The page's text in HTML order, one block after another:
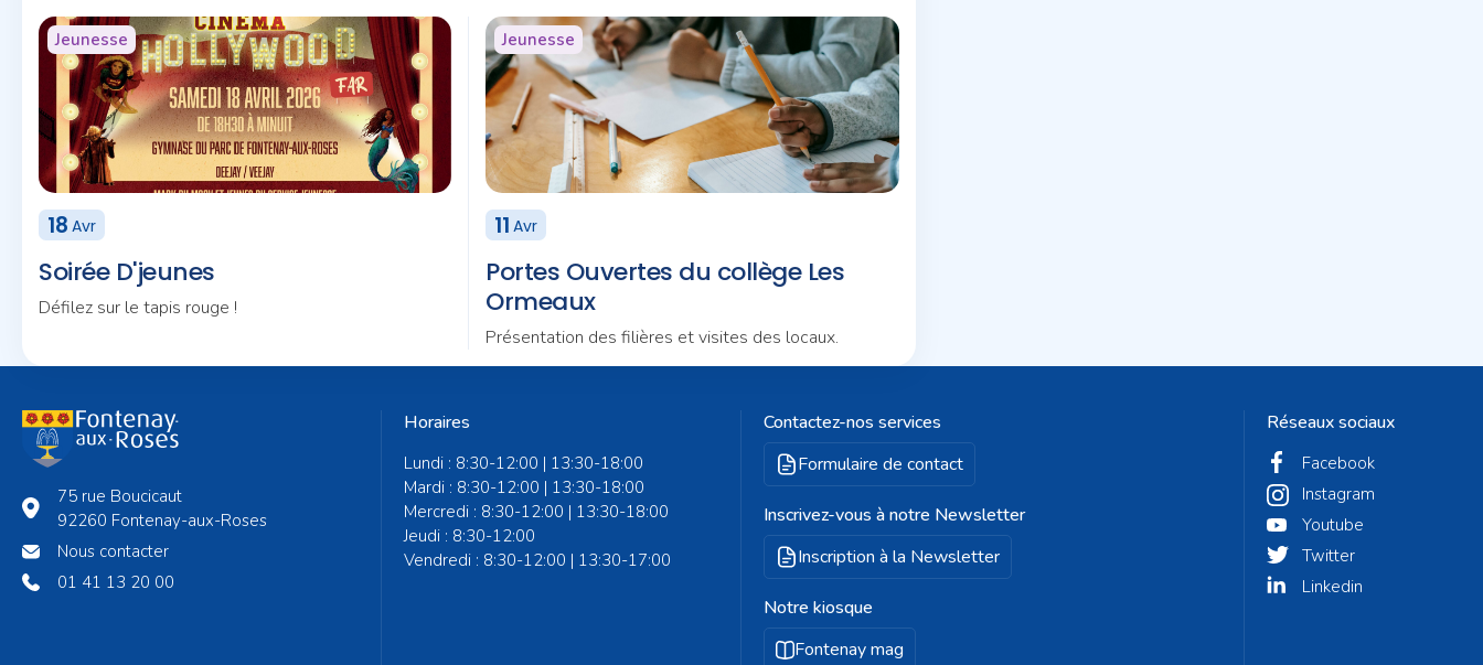
Jeunesse
18 Avr
Soirée D'jeunes
Défilez sur le tapis rouge !
Jeunesse
11 Avr
Portes Ouvertes du collège Les
Ormeaux
Présentation des filières et visites des locaux.
75 rue Boucicaut
92260 Fontenay-aux-Roses
Nous contacter
01 41 13 20 00
Horaires
Lundi : 8:30-12:00 | 13:30-18:00
Mardi : 8:30-12:00 | 13:30-18:00
Mercredi : 8:30-12:00 | 13:30-18:00
Jeudi : 8:30-12:00
Vendredi : 8:30-12:00 | 13:30-17:00
Contactez-nos services
Formulaire de contact
Inscrivez-vous à notre Newsletter
Inscription à la Newsletter
Notre kiosque
Fontenay mag
Réseaux sociaux
Facebook
Instagram
Youtube
Twitter
Linkedin